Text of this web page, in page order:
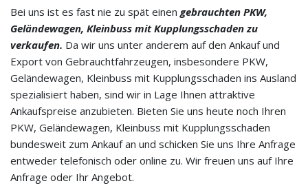
Bei uns ist es fast nie zu spät einengebrauchten PKW,
Geländewagen, Kleinbuss mit Kupplungsschaden zu
verkaufen. Da wir uns unter anderem auf den Ankauf und
Export von Gebrauchtfahrzeugen, insbesondere PKW,
Geländewagen, Kleinbuss mit Kupplungsschaden ins Ausland
spezialisiert haben, sind wir in Lage Ihnen attraktive
Ankaufspreise anzubieten. Bieten Sie uns heute noch Ihren
PKW, Geländewagen, Kleinbuss mit Kupplungsschaden
bundesweit zum Ankauf an und schicken Sie uns Ihre Anfrage
entweder telefonisch oder online zu. Wir freuen uns auf Ihre
Anfrage oder Ihr Angebot.